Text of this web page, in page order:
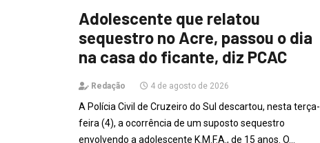
Adolescente que relatou
sequestro no Acre, passou o dia
na casa do ficante, diz PCAC
Redação 4 de agosto de 2026
A Polícia Civil de Cruzeiro do Sul descartou, nesta terça-
feira (4), a ocorrência de um suposto sequestro
envolvendo a adolescente K.M.F.A., de 15 anos. O…